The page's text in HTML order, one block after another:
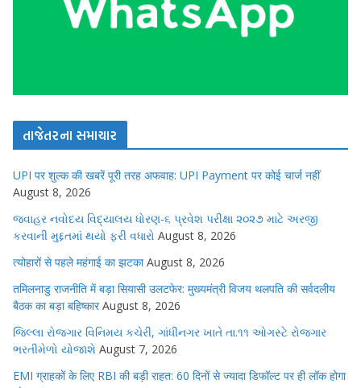
તાજેતરના સમાચાર
UPI पर शुल्क की खबरें पूरी तरह अफवाह: UPI Payment पर कोई चार्ज नहीं
August 8, 2026
જવાહર નવોદય વિદ્યાલય ધોરણ-૬ પ્રવેશ પરીક્ષા ૨૦૨૭ માટે અરજી
કરવાની મુદ્દતમાં થયો ફરી વધારો August 8, 2026
त्योहारों से पहले महंगाई का झटका August 8, 2026
तमिलनाडु राजनीति में बड़ा सियासी उलटफेर: मुख्यमंत्री विजय थलपति की सर्वदलीय
बैठक का बड़ा बहिष्कार August 8, 2026
જિલ્લા રોજગાર વિનિમય કચેરી, ગાંધીનગર ખાતે તા.૧૧ ઓગસ્ટે રોજગાર
ભરતીમેળો યોજાશે August 7, 2026
EMI ग्राहकों के लिए RBI की बड़ी राहत: 60 दिनों से ज्यादा डिफॉल्ट पर ही लॉक होगा